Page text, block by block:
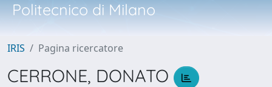
Politecnico di Milano
IRIS Pagina ricercatore
CERRONE, DONATO